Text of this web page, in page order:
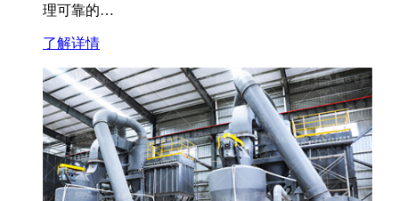
理可靠的…
了解详情